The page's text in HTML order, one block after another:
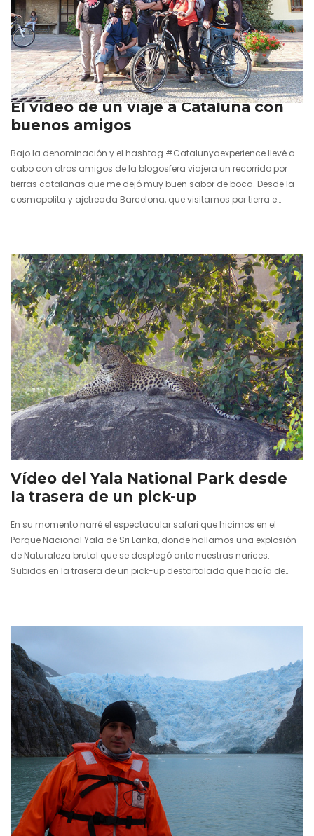
7 febrero 2013
El vídeo de un viaje a Cataluña con
buenos amigos
Bajo la denominación y el hashtag #Catalunyaexperience llevé a
cabo con otros amigos de la blogosfera viajera un recorrido por
tierras catalanas que me dejó muy buen sabor de boca. Desde la
cosmopolita y ajetreada Barcelona, que visitamos por tierra e
Portlligat hasta el más internacional…
24 enero 2013
Vídeo del Yala National Park desde
la trasera de un pick-up
En su momento narré el espectacular safari que hicimos en el
Parque Nacional Yala de Sri Lanka, donde hallamos una explosión
de Naturaleza brutal que se desplegó ante nuestras narices.
Subidos en la trasera de un pick-up destartalado que hacía de
31 diciembre 2012